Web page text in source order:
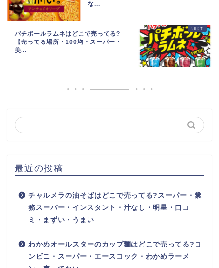
な...
パチボールラムネはどこで売ってる?
【売ってる場所・100均・スーパー・
美...
最近の投稿
チャルメラの油そばはどこで売ってる?スーパー・業
務スーパー・インスタント・汁なし・明星・口コ
ミ・まずい・うまい
わかめオールスターのカップ麺はどこで売ってる?コ
ンビニ・スーパー・エースコック・わかめラーメ